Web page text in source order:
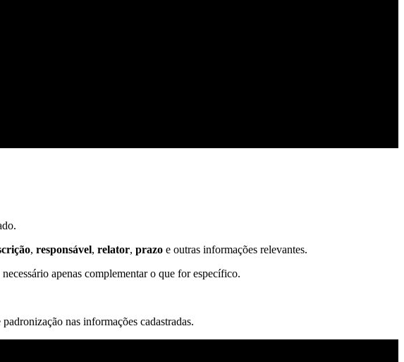
, responsável, relator, prazo e outras informações relevantes.
apenas complementar o que for específico.
nas informações cadastradas.